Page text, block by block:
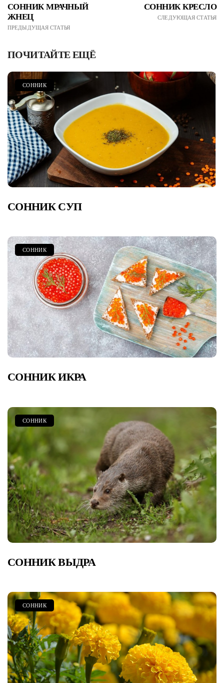
СОННИК МРАЧНЫЙ
ЖНЕЦ
ПРЕДЫДУЩАЯ СТАТЬЯ
СОННИК КРЕСЛО
СЛЕДУЮЩАЯ СТАТЬЯ
ПОЧИТАЙТЕ ЕЩЁ
СОННИК
СОННИК СУП
СОННИК
СОННИК ИКРА
СОННИК
СОННИК ВЫДРА
СОННИК